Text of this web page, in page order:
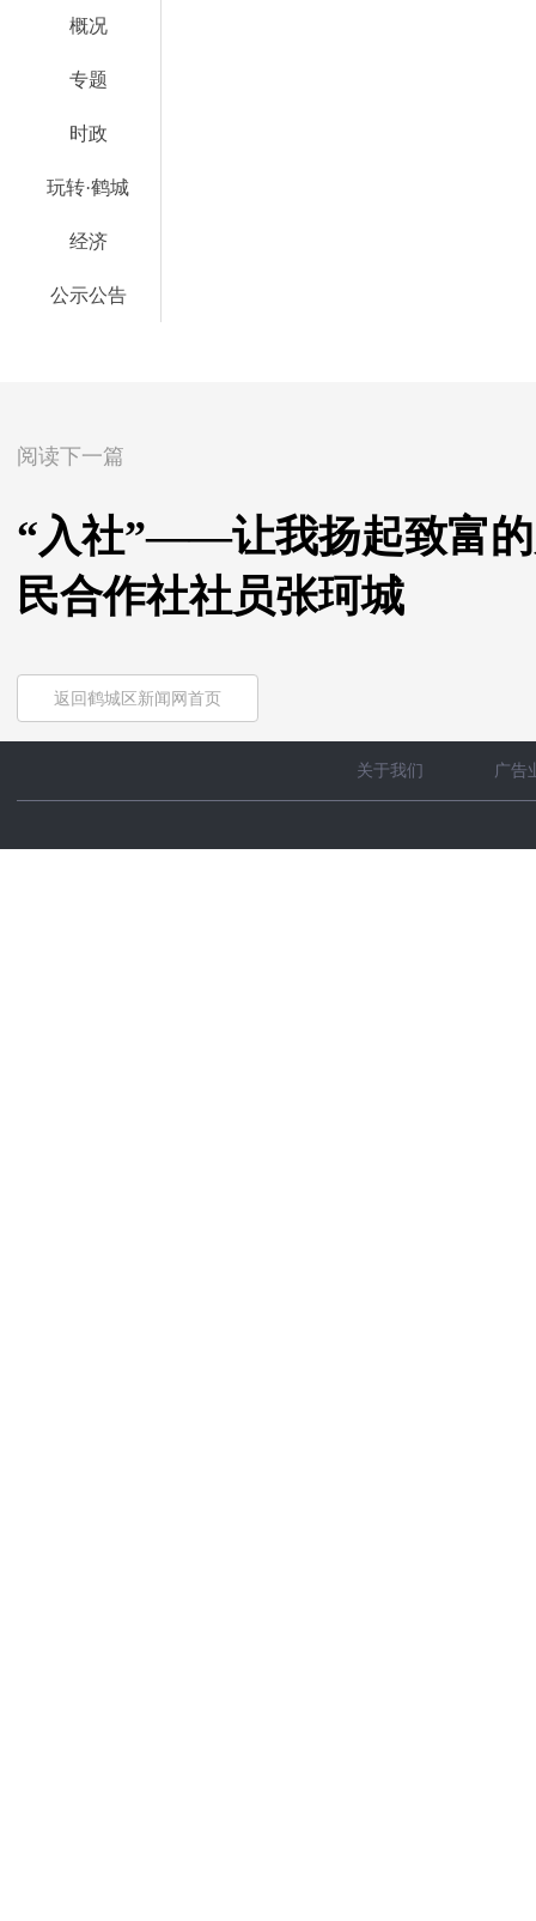
概况
专题
时政
玩转·鹤城
经济
公示公告
阅读下一篇
“入社”——让我扬起致富
民合作社社员张珂城
返回鹤城区新闻网首页
关于我们 广告